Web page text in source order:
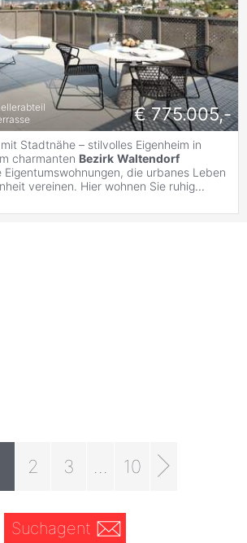
€ 775.005,-
Stadtnähe – stilvolles Eigenheim in
charmanten Bezirk Waltendorf
die urbanes Leben
vereinen. Hier wohnen Sie ruhig...
2 3 10
Suchagent